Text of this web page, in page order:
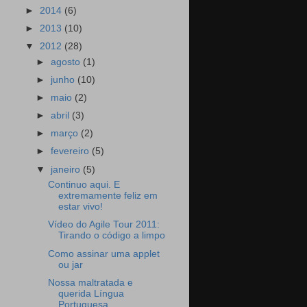
► 2014 (6)
► 2013 (10)
▼ 2012 (28)
►agosto (1)
► junho (10)
► maio (2)
►abril (3)
► março (2)
►fevereiro (5)
▼ janeiro (5)
Continuo aqui. E
extremamente feliz em
estar vivo!
Vídeo do Agile Tour 2011:
Tirando o código a limpo
Como assinar uma applet
ou jar
Nossa maltratada e
querida Língua
Portuguesa